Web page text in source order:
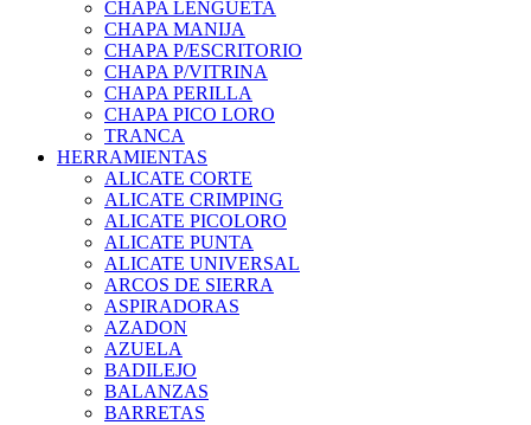
CHAPA LENGÜETA
CHAPA MANIJA
CHAPA P/ESCRITORIO
CHAPA P/VITRINA
CHAPA PERILLA
CHAPA PICO LORO
TRANCA
HERRAMIENTAS
ALICATE CORTE
ALICATE CRIMPING
ALICATE PICOLORO
ALICATE PUNTA
ALICATE UNIVERSAL
ARCOS DE SIERRA
ASPIRADORAS
AZADON
AZUELA
BADILEJO
BALANZAS
BARRETAS